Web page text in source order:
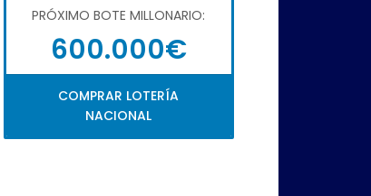
PRÓXIMO BOTE MILLONARIO:
600.000€
COMPRAR LOTERÍA
NACIONAL